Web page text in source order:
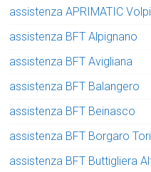
assistenza APRIMATIC
assistenza BFT Alpignano
assistenza BFT Avigliana
assistenza BFT Balangero
assistenza BFT Beinasco
assistenza BFT Borgaro
assistenza BFT Buttigliera